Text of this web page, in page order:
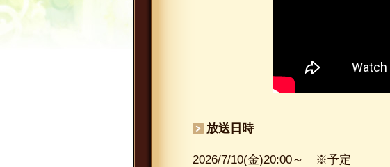
放送日時
2026/7/10(金)20:00～ ※予定